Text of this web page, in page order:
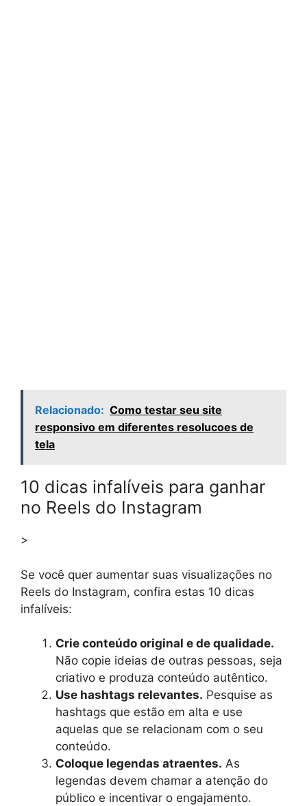
Relacionado: Como testar seu site
responsivo em diferentes resolucoes de
tela
10 dicas infalíveis para ganhar
no Reels do Instagram
>
Se você quer aumentar suas visualizações no
Reels do Instagram, confira estas 10 dicas
infalíveis:
Crie conteúdo original e de qualidade.
Não copie ideias de outras pessoas, seja
criativo e produza conteúdo autêntico.
Use hashtags relevantes. Pesquise as
hashtags que estão em alta e use
aquelas que se relacionam com o seu
conteúdo.
Coloque legendas atraentes. As
legendas devem chamar a atenção do
público e incentivar o engajamento.